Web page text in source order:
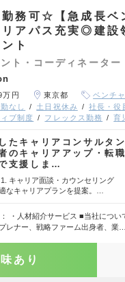
務可☆【急成長ベ
アパス充実◎建設
ト
ト・コーディネーター
円 東京都 ベンチ
なし 土日祝休み 社長・役
ブ制度 フレックス勤務 育
たキャリアコンサルタン
のキャリアアップ・転職
支援しま…
1. キャリア面談・カウンセリング
なキャリアプランを提案。…
・人材紹介サービス ■当社につい
レナー、戦略ファーム出身者、業…
あり